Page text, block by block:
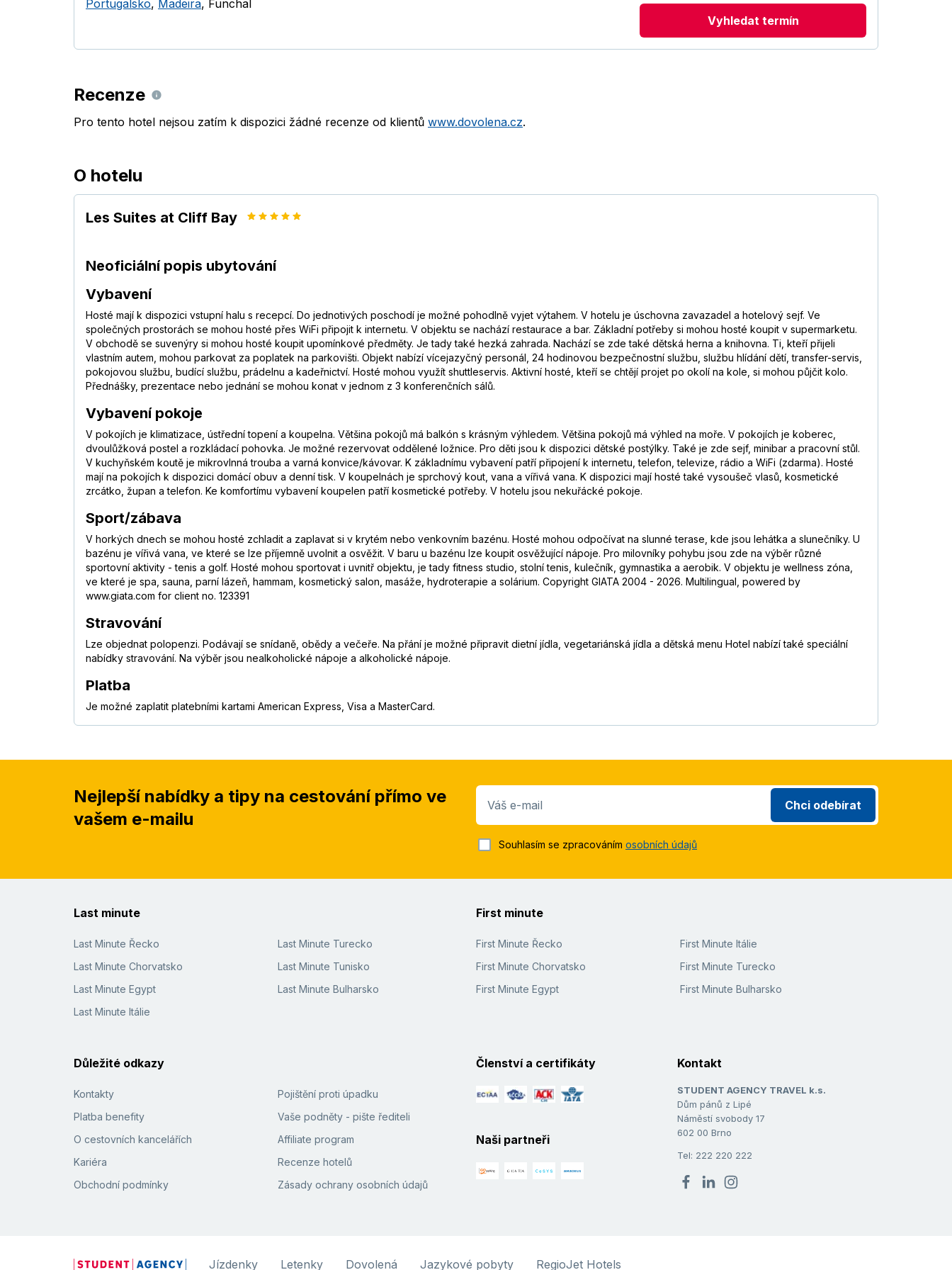
Portugalsko, Madeira, Funchal
Vyhledat termín
Recenze
Pro tento hotel nejsou zatím k dispozici žádné recenze od klientů www.dovolena.cz.
O hotelu
Les Suites at Cliff Bay
Neoficiální popis ubytování
Vybavení
Hosté mají k dispozici vstupní halu s recepcí. Do jednotivých poschodí je možné pohodlně vyjet výtahem. V hotelu je úschovna zavazadel a hotelový sejf. Ve
společných prostorách se mohou hosté přes WiFi připojit k internetu. V objektu se nachází restaurace a bar. Základní potřeby si mohou hosté koupit v supermarketu.
V obchodě se suvenýry si mohou hosté koupit upomínkové předměty. Je tady také hezká zahrada. Nachází se zde také dětská herna a knihovna. Ti, kteří přijeli
vlastním autem, mohou parkovat za poplatek na parkovišti. Objekt nabízí vícejazyčný personál, 24 hodinovou bezpečnostní službu, službu hlídání dětí, transfer-servis,
pokojovou službu, budící službu, prádelnu a kadeřnictví. Hosté mohou využít shuttleservis. Aktivní hosté, kteří se chtějí projet po okolí na kole, si mohou půjčit kolo.
Přednášky, prezentace nebo jednání se mohou konat v jednom z 3 konferenčních sálů.
Vybavení pokoje
V pokojích je klimatizace, ústřední topení a koupelna. Většina pokojů má balkón s krásným výhledem. Většina pokojů má výhled na moře. V pokojích je koberec,
dvoulůžková postel a rozkládací pohovka. Je možné rezervovat oddělené ložnice. Pro děti jsou k dispozici dětské postýlky. Také je zde sejf, minibar a pracovní stůl.
V kuchyňském koutě je mikrovlnná trouba a varná konvice/kávovar. K základnímu vybavení patří připojení k internetu, telefon, televize, rádio a WiFi (zdarma). Hosté
mají na pokojích k dispozici domácí obuv a denní tisk. V koupelnách je sprchový kout, vana a vířivá vana. K dispozici mají hosté také vysoušeč vlasů, kosmetické
zrcátko, župan a telefon. Ke komfortímu vybavení koupelen patří kosmetické potřeby. V hotelu jsou nekuřácké pokoje.
Sport/zábava
V horkých dnech se mohou hosté zchladit a zaplavat si v krytém nebo venkovním bazénu. Hosté mohou odpočívat na slunné terase, kde jsou lehátka a slunečníky. U
bazénu je vířivá vana, ve které se lze příjemně uvolnit a osvěžit. V baru u bazénu lze koupit osvěžující nápoje. Pro milovníky pohybu jsou zde na výběr různé
sportovní aktivity - tenis a golf. Hosté mohou sportovat i uvnitř objektu, je tady fitness studio, stolní tenis, kulečník, gymnastika a aerobik. V objektu je wellness zóna,
ve které je spa, sauna, parní lázeň, hammam, kosmetický salon, masáže, hydroterapie a solárium. Copyright GIATA 2004 - 2026. Multilingual, powered by
www.giata.com for client no. 123391
Stravování
Lze objednat polopenzi. Podávají se snídaně, obědy a večeře. Na přání je možné připravit dietní jídla, vegetariánská jídla a dětská menu Hotel nabízí také speciální
nabídky stravování. Na výběr jsou nealkoholické nápoje a alkoholické nápoje.
Platba
Je možné zaplatit platebními kartami American Express, Visa a MasterCard.
Nejlepší nabídky a tipy na cestování přímo ve
vašem e-mailu
Váš e-mail Chci odebírat
Souhlasím se zpracováním osobních údajů
Last minute
Last Minute Řecko
Last Minute Chorvatsko
Last Minute Egypt
Last Minute Itálie
Last Minute Turecko
Last Minute Tunisko
Last Minute Bulharsko
First minute
First Minute Řecko
First Minute Chorvatsko
First Minute Egypt
First Minute Itálie
First Minute Turecko
First Minute Bulharsko
Důležité odkazy
Kontakty
Platba benefity
O cestovních kancelářích
Kariéra
Obchodní podmínky
Pojištění proti úpadku
Vaše podněty - pište řediteli
Affiliate program
Recenze hotelů
Zásady ochrany osobních údajů
Členství a certifikáty
Naši partneři
Kontakt
STUDENT AGENCY TRAVEL k.s.
Dům pánů z Lipé
Náměstí svobody 17
602 00 Brno
Tel: 222 220 222
Jízdenky Letenky Dovolená Jazykové pobyty RegioJet Hotels